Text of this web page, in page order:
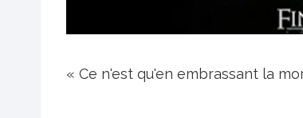
« Ce n'est qu'en embrassant la